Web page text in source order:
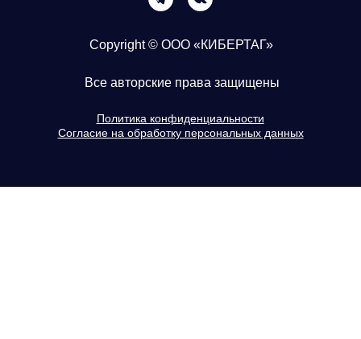
Copyright © ООО «КИБЕРТАГ»
Все авторские права защищены
Политика конфиденциальности
Согласие на обработку персональных данных